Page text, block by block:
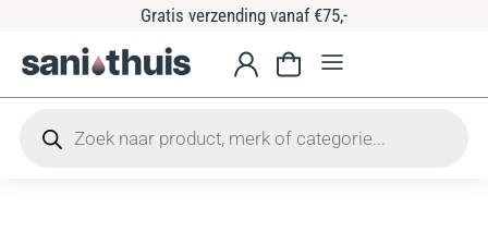
Gratis verzending vanaf €75,-